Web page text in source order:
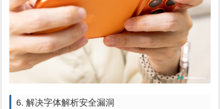
6. 解决字体解析安全漏洞